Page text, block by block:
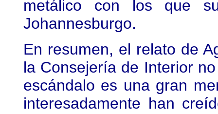
metálico con los que
Johannesburgo.
En resumen, el relato de
la Consejería de Interior
escándalo es una gran
interesadamente han